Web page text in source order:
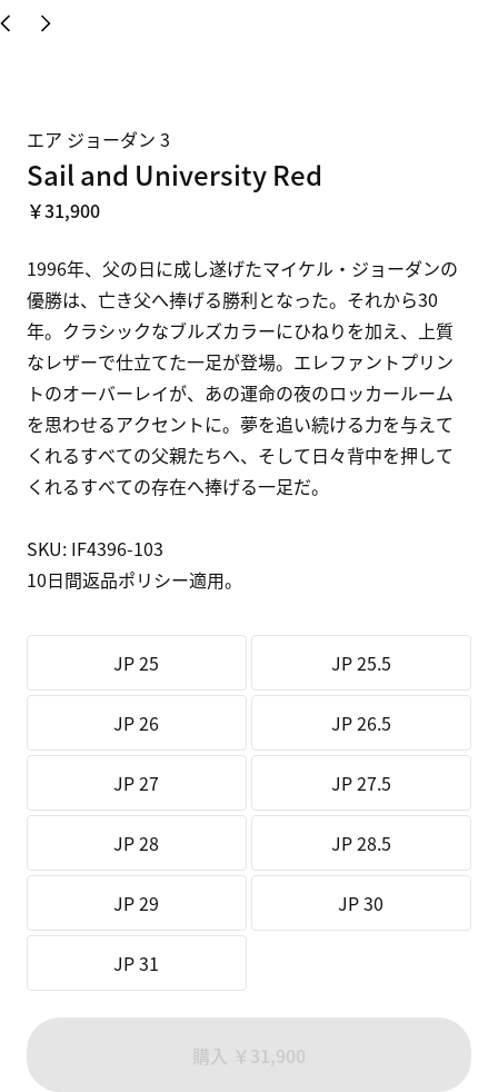
エア ジョーダン 3
Sail and University Red
￥31,900
1996年、父の日に成し遂げたマイケル・ジョーダンの
優勝は、亡き父へ捧げる勝利となった。それから30
年。クラシックなブルズカラーにひねりを加え、上質
なレザーで仕立てた一足が登場。エレファントプリン
トのオーバーレイが、あの運命の夜のロッカールーム
を思わせるアクセントに。夢を追い続ける力を与えて
くれるすべての父親たちへ、そして日々背中を押して
くれるすべての存在へ捧げる一足だ。
SKU: IF4396-103
10日間返品ポリシー適用。
JP 25 JP 25.5
JP 26 JP 26.5
JP 27 JP 27.5
JP 28 JP 28.5
JP 29 JP 30
JP 31
購入 ￥31,900